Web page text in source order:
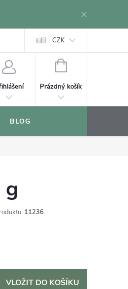
CZK
NÁKUPNÍ
Prázdný košík
BLOG
11236
VLOŽIT DO KOŠÍKU